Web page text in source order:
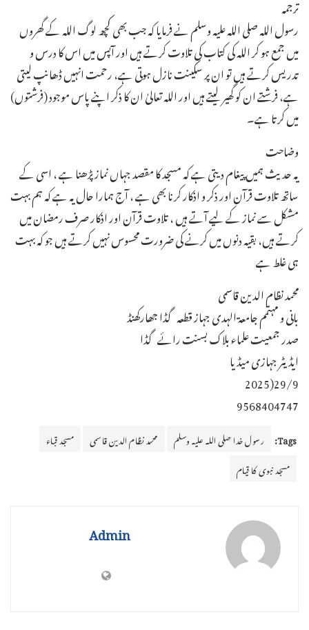
ترجمہ
رسول اللہ صلی اللہ علیہ وسلم نے فرمایا کہ جب بھی کچھ لوگ اللہ کے گھروں
میں جمع ہو کر اللہ کی کتاب کی تلاوت کرتے ہیں اور آپس میں اس کا درس و
تدریس کرتے ہیں تو ان پر سکینت نازل ہوتی ہے، رحمت انہیں ڈھانپ لیتی
ہے، فرشتے ان کو گھیر لیتے ہیں اور اللہ تعالیٰ ان کا ذکر اپنے پاس موجود (فرشتوں)
میں کرتا ہے۔
وضاحت
یہ حدیث ہمیں پیغام دیتی ہے کہ مسجد کا مقصد جہاں نماز پڑھنا ہے ، اسی کے
ساتھ تلاوت قرآن اور ذکر و اذکار کرنا بھی ہے ، آج ہمارا حال یہ ہے کہ ہم بہت
مشکل سے نماز کے لیے آتے ہیں ، تلاوت قرآن اور اذکار صرف رمضان میں
کرتے ہیں، بقیہ دنوں میں کرنے کی ضرورت محسوس نہیں کرتے ہیں جو کہ بہت
ہی غلط ہے ـ
محمد نظام الدین قاسمی
بانی و مہتمم جامعۃ الہدی جہاز قطعہ گڈا جھارکھنڈ
صدر جمعیت علماء بلاک بسنت رائے گڈا
ایڈیٹر جہازی میڈیا
29/9(2025
9568404747
Tags: رسول خدا صلی اللہ علیہ وسلم محمد نظام الدین قاسمی
مسجد قباء
مسجد نبوی کا قیام
Admin